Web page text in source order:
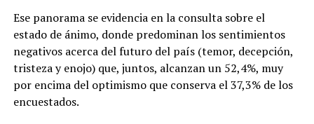
Ese panorama se evidencia en la consulta sobre el
estado de ánimo, donde predominan los sentimientos
negativos acerca del futuro del país (temor, decepción,
tristeza y enojo) que, juntos, alcanzan un 52,4%, muy
por encima del optimismo que conserva el 37,3% de los
encuestados.